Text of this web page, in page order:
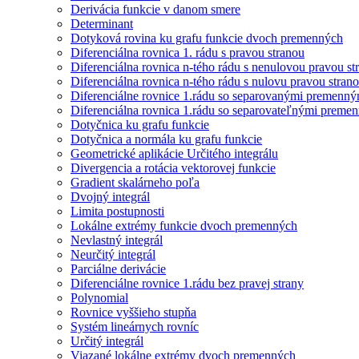
Derivácia funkcie v danom smere
Determinant
Dotyková rovina ku grafu funkcie dvoch premenných
Diferenciálna rovnica 1. rádu s pravou stranou
Diferenciálna rovnica n-tého rádu s nenulovou pravou
Diferenciálna rovnica n-tého rádu s nulovu pravou
Diferenciálne rovnice 1.rádu so separovanými
Diferenciálna rovnica 1.rádu so separovateľnými
Dotyčnica ku grafu funkcie
Dotyčnica a normála ku grafu funkcie
Geometrické aplikácie Určitého integrálu
Divergencia a rotácia vektorovej funkcie
Gradient skalárneho poľa
Dvojný integrál
Limita postupnosti
Lokálne extrémy funkcie dvoch premenných
Nevlastný integrál
Neurčitý integrál
Parciálne derivácie
Diferenciálne rovnice 1.rádu bez pravej strany
Polynomial
Rovnice vyššieho stupňa
Systém lineárnych rovníc
Určitý integrál
Viazané lokálne extrémy dvoch premenných